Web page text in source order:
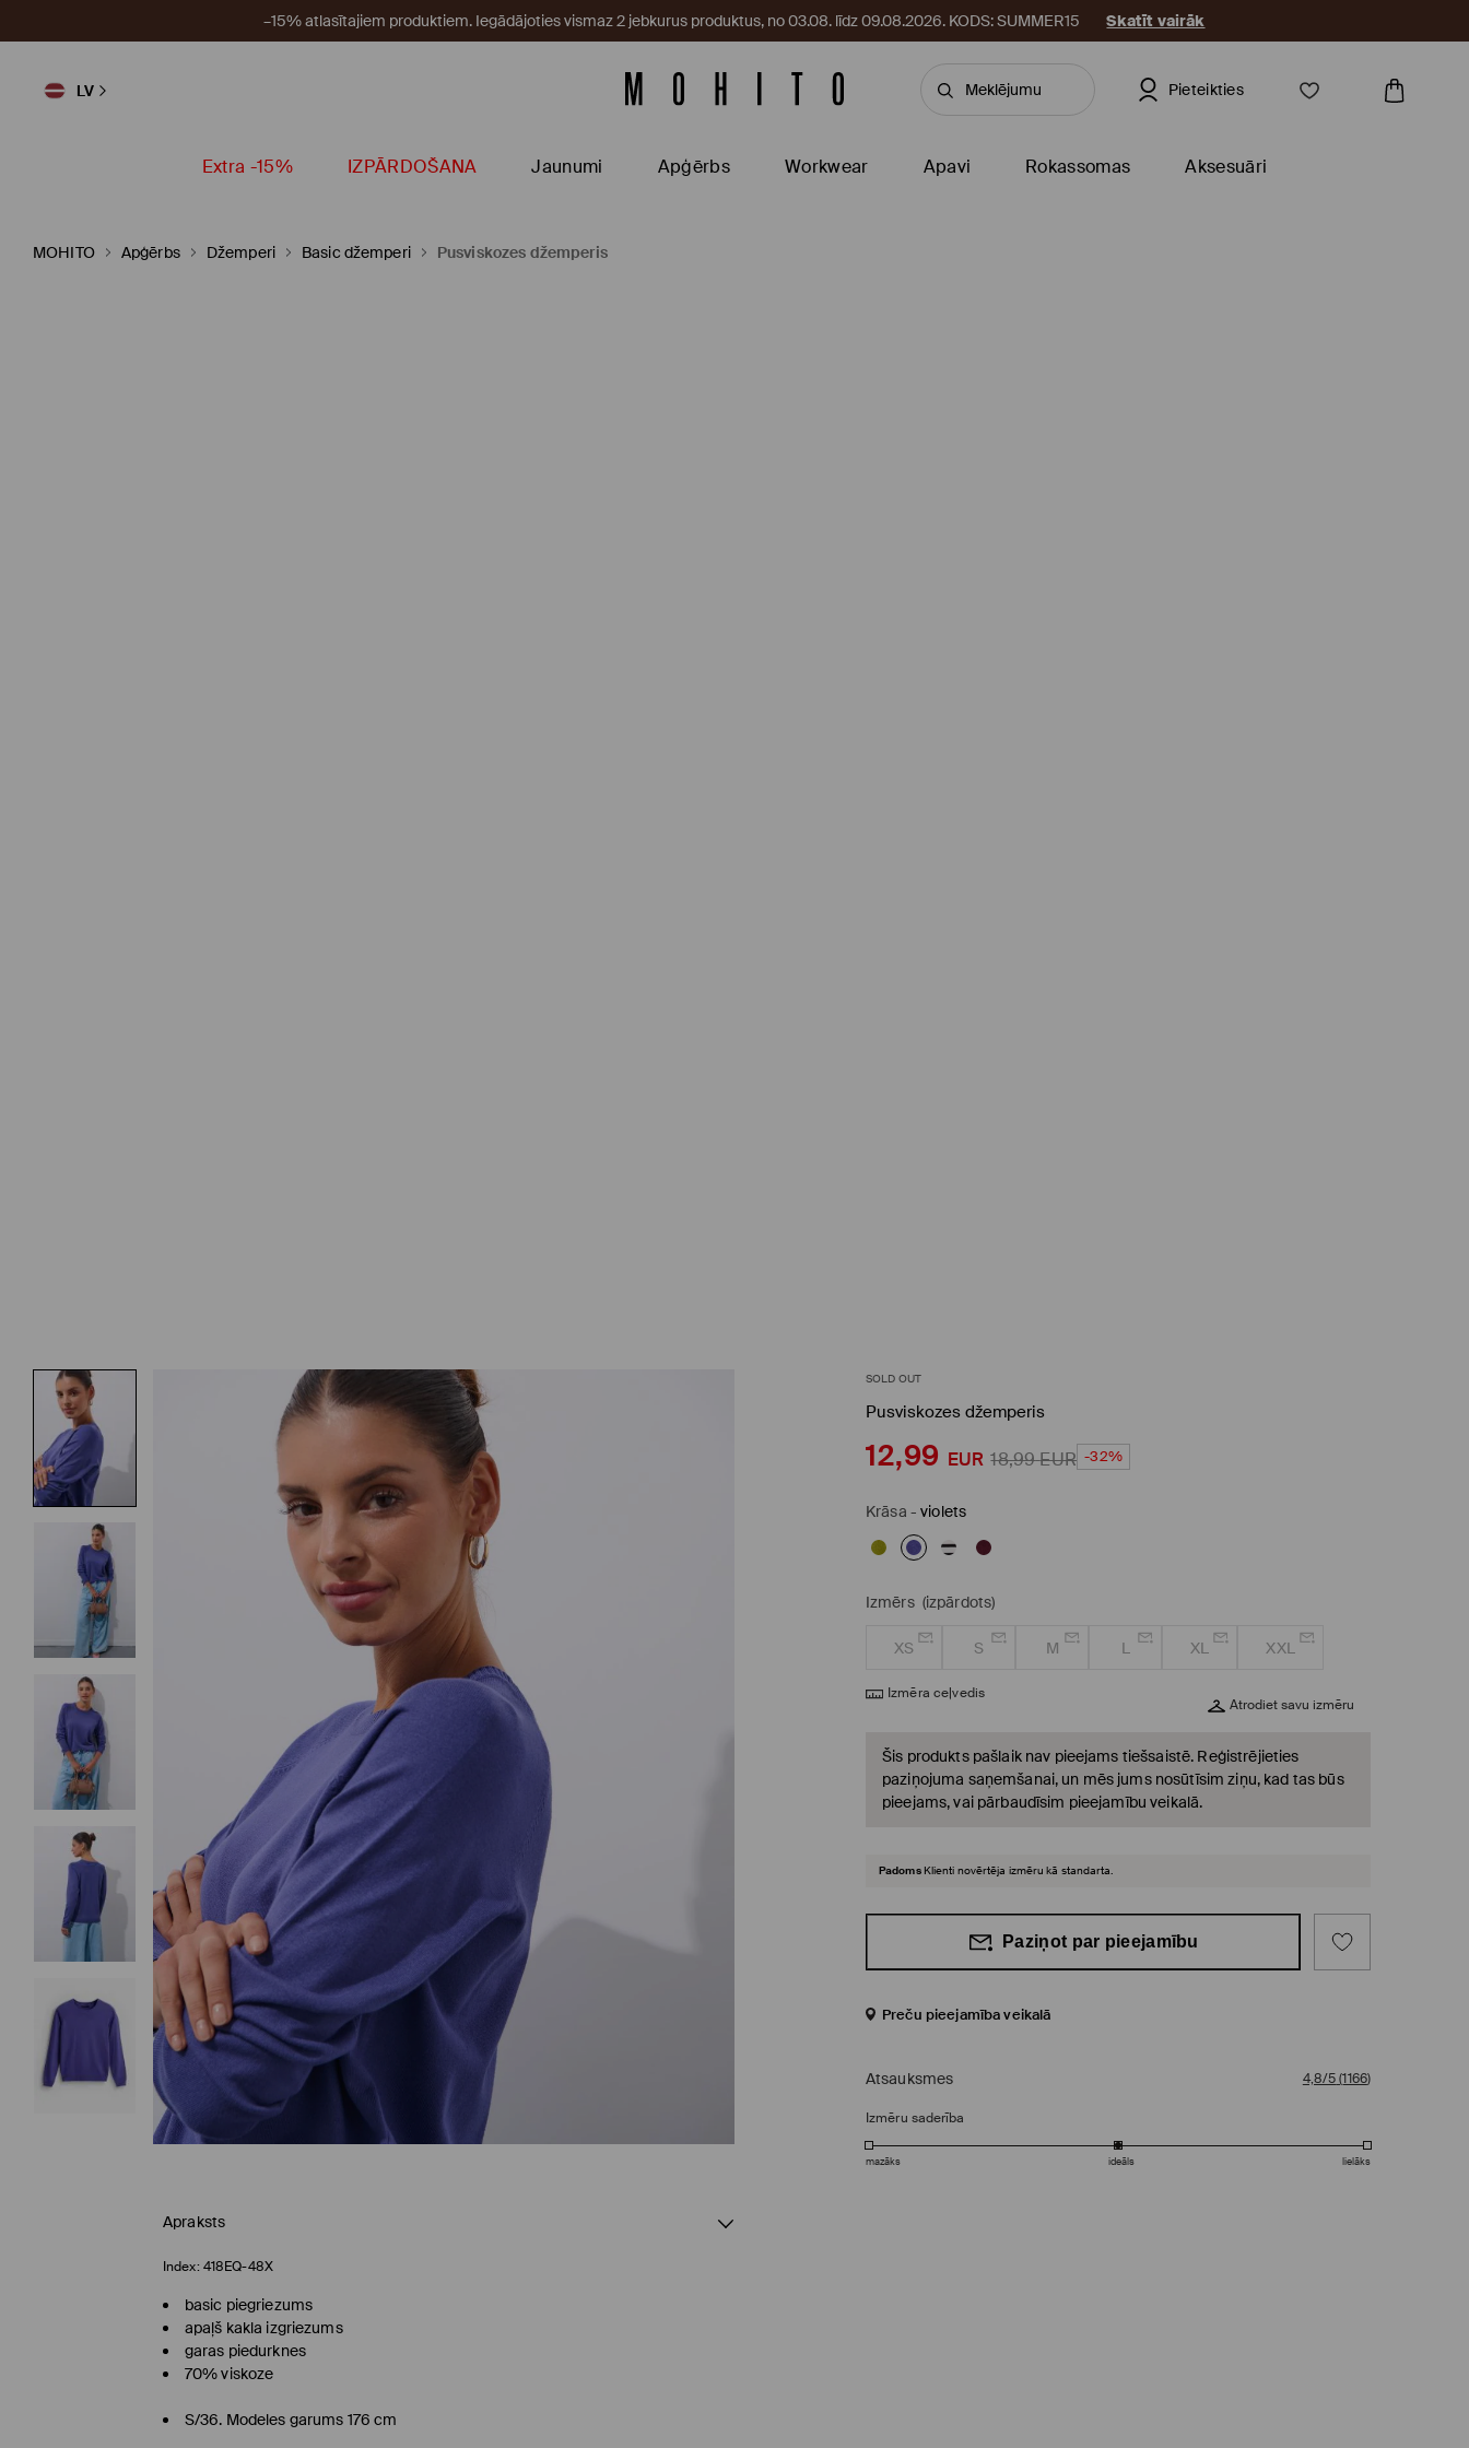
–15% atlasītajiem produktiem. Iegādājoties vismaz 2 jebkurus produktus, no 03.08. līdz 09.08.2026. KODS: SUMMER15 Skatīt vairāk
LV Pieteikties
Extra -15% IZPĀRDOŠANA Jaunumi Apģērbs Workwear Apavi Rokassomas Aksesuāri
MOHITO Apģērbs Džemperi Basic džemperi Pusviskozes džemperis
SOLD OUT
Pusviskozes džemperis
12,99 EUR 18,99EUR -32%
Krāsa -violets
Izmērs (izpārdots)
XS S M L XL XXL
Izmēra ceļvedis
Atrodiet savu izmēru
Šis produkts pašlaik nav pieejams tiešsaistē. Reģistrējieties
paziņojuma saņemšanai, un mēs jums nosūtīsim ziņu, kad tas būs
pieejams, vai pārbaudīsim pieejamību veikalā.
Padoms Klienti novērtēja izmēru kā standarta.
Paziņot par pieejamību
Preču pieejamība veikalā
Atsauksmes 4,8/5(1166)
Izmēru saderība
mazāks ideāls lielāks
Apraksts
Index: 418EQ-48X
basic piegriezums
apaļš kakla izgriezums
garas piedurknes
70% viskoze
S/36. Modeles garums 176 cm